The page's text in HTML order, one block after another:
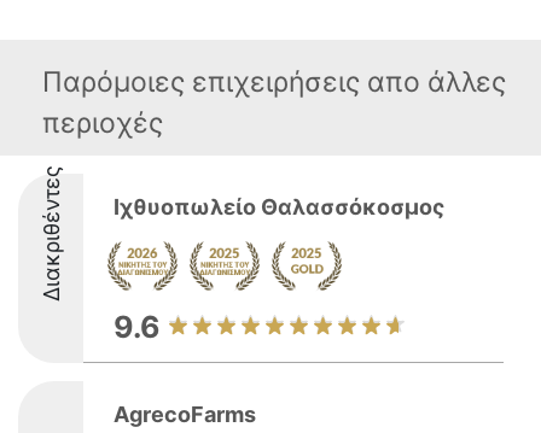
Παρόμοιες επιχειρήσεις απο άλλες
περιοχές
Διακριθέντες Ιχθυοπωλείο Θαλασσόκοσμος
9.6
AgrecoFarms